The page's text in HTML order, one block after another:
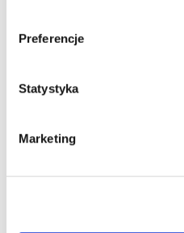
Preferencje
Statystyka
Marketing
PRZEGLĄD 5+